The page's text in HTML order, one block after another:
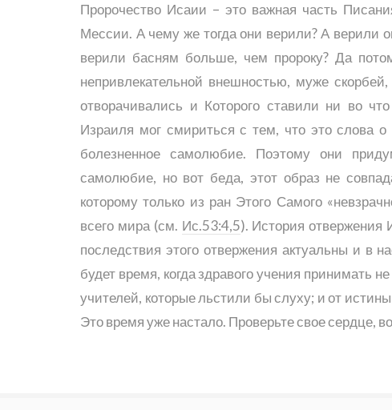
Пророчество Исаии – это важная часть
Мессии. А чему же тогда они верили? А верили
верили басням больше, чем пророку? Да
непривлекательной внешностью, муже
отворачивались и Которого ставили ни во
Израиля мог смириться с тем, что это слова
болезненное самолюбие. Поэтому они
самолюбие, но вот беда, этот образ не
которому только из ран Этого Самого
всего мира (см. Ис.53:4,5). История
последствия этого отвержения актуальны и в
будет время, когда здравого учения принимать
учителей, которые льстили бы слуху; и от
Это время уже настало. Проверьте свое сердце,